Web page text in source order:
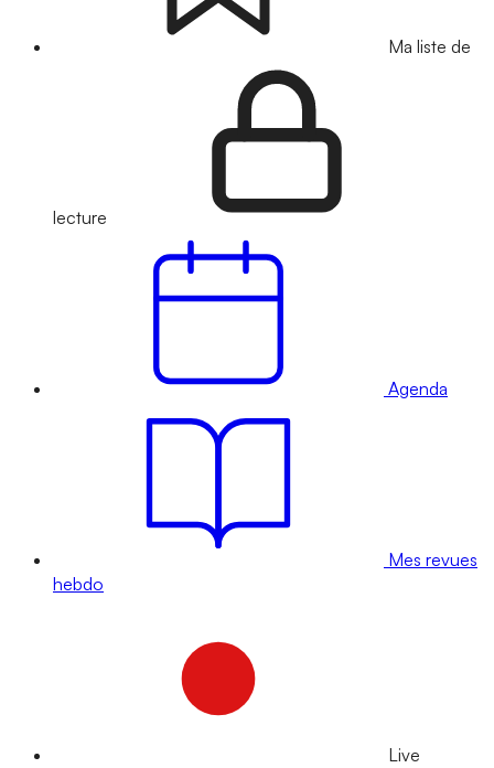
Ma liste de
lecture
Agenda
Mes revues
hebdo
Live